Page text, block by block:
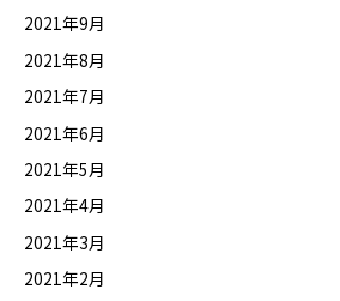
2021年9月
2021年8月
2021年7月
2021年6月
2021年5月
2021年4月
2021年3月
2021年2月